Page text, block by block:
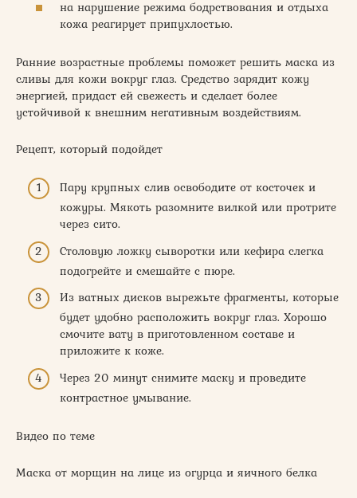
на нарушение режима бодрствования и отдыха
кожа реагирует припухлостью.
Ранние возрастные проблемы поможет решить маска из
сливы для кожи вокруг глаз. Средство зарядит кожу
энергией, придаст ей свежесть и сделает более
устойчивой к внешним негативным воздействиям.
Рецепт, который подойдет
Пару крупных слив освободите от косточек и
кожуры. Мякоть разомните вилкой или протрите
через сито.
Столовую ложку сыворотки или кефира слегка
подогрейте и смешайте с пюре.
Из ватных дисков вырежьте фрагменты, которые
будет удобно расположить вокруг глаз. Хорошо
смочите вату в приготовленном составе и
приложите к коже.
Через 20 минут снимите маску и проведите
контрастное умывание.
Видео по теме
Маска от морщин на лице из огурца и яичного белка